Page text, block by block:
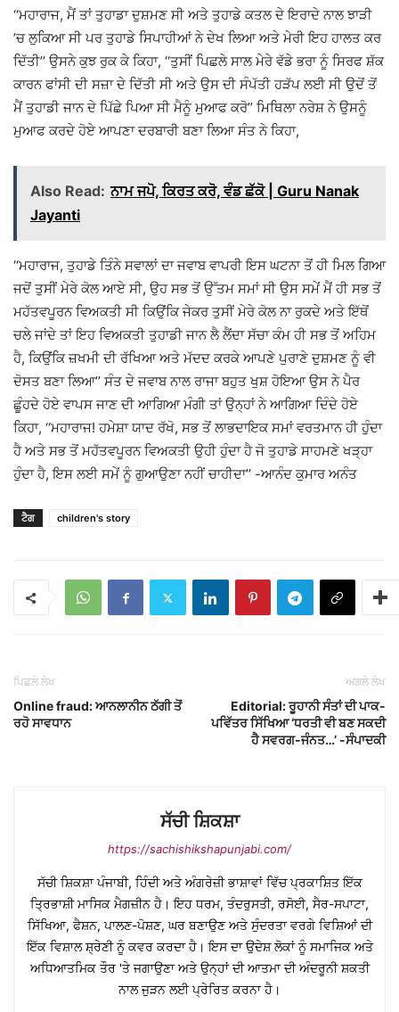
‘‘ਮਹਾਰਾਜ, ਮੈਂ ਤਾਂ ਤੁਹਾਡਾ ਦੁਸ਼ਮਣ ਸੀ ਅਤੇ ਤੁਹਾਡੇ ਕਤਲ ਦੇ ਇਰਾਦੇ ਨਾਲ ਝਾੜੀ
’ਚ ਲੁਕਿਆ ਸੀ ਪਰ ਤੁਹਾਡੇ ਸਿਪਾਹੀਆਂ ਨੇ ਦੇਖ ਲਿਆ ਅਤੇ ਮੇਰੀ ਇਹ ਹਾਲਤ ਕਰ
ਦਿੱਤੀ’’ ਉਸਨੇ ਕੁਝ ਰੁਕ ਕੇ ਕਿਹਾ, ‘‘ਤੁਸੀਂ ਪਿਛਲੇ ਸਾਲ ਮੇਰੇ ਵੱਡੇ ਭਰਾ ਨੂੰ ਸਿਰਫ ਸ਼ੱਕ
ਕਾਰਨ ਫਾਂਸੀ ਦੀ ਸਜ਼ਾ ਦੇ ਦਿੱਤੀ ਸੀ ਅਤੇ ਉਸ ਦੀ ਸੰਪੱਤੀ ਹੜੱਪ ਲਈ ਸੀ ਉਦੋਂ ਤੋਂ
ਮੈਂ ਤੁਹਾਡੀ ਜਾਨ ਦੇ ਪਿੱਛੇ ਪਿਆ ਸੀ ਮੈਨੂੰ ਮੁਆਫ ਕਰੋ’’ ਮਿਥਿਲਾ ਨਰੇਸ਼ ਨੇ ਉਸਨੂੰ
ਮੁਆਫ ਕਰਦੇ ਹੋਏ ਆਪਣਾ ਦਰਬਾਰੀ ਬਣਾ ਲਿਆ ਸੰਤ ਨੇ ਕਿਹਾ,
Also Read: ਨਾਮ ਜਪੋ, ਕਿਰਤ ਕਰੋ, ਵੰਡ ਛੱਕੋ | Guru Nanak
Jayanti
‘‘ਮਹਾਰਾਜ, ਤੁਹਾਡੇ ਤਿੰਨੇ ਸਵਾਲਾਂ ਦਾ ਜਵਾਬ ਵਾਪਰੀ ਇਸ ਘਟਨਾ ਤੋਂ ਹੀ ਮਿਲ ਗਿਆ
ਜਦੋਂ ਤੁਸੀਂ ਮੇਰੇ ਕੋਲ ਆਏ ਸੀ, ਉਹ ਸਭ ਤੋਂ ਉੱਤਮ ਸਮਾਂ ਸੀ ਉਸ ਸਮੇਂ ਮੈਂ ਹੀ ਸਭ ਤੋਂ
ਮਹੱਤਵਪੂਰਨ ਵਿਅਕਤੀ ਸੀ ਕਿਉਂਕਿ ਜੇਕਰ ਤੁਸੀਂ ਮੇਰੇ ਕੋਲ ਨਾ ਰੁਕਦੇ ਅਤੇ ਇੱਥੋਂ
ਚਲੇ ਜਾਂਦੇ ਤਾਂ ਇਹ ਵਿਅਕਤੀ ਤੁਹਾਡੀ ਜਾਨ ਲੈ ਲੈਂਦਾ ਸੱਚਾ ਕੰਮ ਹੀ ਸਭ ਤੋਂ ਅਹਿਮ
ਹੈ, ਕਿਉਂਕਿ ਜ਼ਖਮੀ ਦੀ ਰੱਖਿਆ ਅਤੇ ਮੱਦਦ ਕਰਕੇ ਆਪਣੇ ਪੁਰਾਣੇ ਦੁਸ਼ਮਣ ਨੂੰ ਵੀ
ਦੋਸਤ ਬਣਾ ਲਿਆ’’ ਸੰਤ ਦੇ ਜਵਾਬ ਨਾਲ ਰਾਜਾ ਬਹੁਤ ਖੁਸ਼ ਹੋਇਆ ਉਸ ਨੇ ਪੈਰ
ਛੂੰਹਦੇ ਹੋਏ ਵਾਪਸ ਜਾਣ ਦੀ ਆਗਿਆ ਮੰਗੀ ਤਾਂ ਉਨ੍ਹਾਂ ਨੇ ਆਗਿਆ ਦਿੰਦੇ ਹੋਏ
ਕਿਹਾ, ‘‘ਮਹਾਰਾਜ! ਹਮੇਸ਼ਾ ਯਾਦ ਰੱਖੋ, ਸਭ ਤੋਂ ਲਾਭਦਾਇਕ ਸਮਾਂ ਵਰਤਮਾਨ ਹੀ ਹੁੰਦਾ
ਹੈ ਅਤੇ ਸਭ ਤੋਂ ਮਹੱਤਵਪੂਰਨ ਵਿਅਕਤੀ ਉਹੀ ਹੁੰਦਾ ਹੈ ਜੋ ਤੁਹਾਡੇ ਸਾਹਮਣੇ ਖੜ੍ਹਾ
ਹੁੰਦਾ ਹੈ, ਇਸ ਲਈ ਸਮੇਂ ਨੂੰ ਗੁਆਉਣਾ ਨਹੀਂ ਚਾਹੀਦਾ’’ -ਆਨੰਦ ਕੁਮਾਰ ਅਨੰਤ
ਟੈਗ children's story
ਪਿਛਲੇ ਲੇਖ
Online fraud: ਆਨਲਾਨੀਨ ਠੱਗੀ ਤੋਂ
ਰਹੋ ਸਾਵਧਾਨ
ਅਗਲੇ ਲੇਖ
Editorial: ਰੂਹਾਨੀ ਸੰਤਾਂ ਦੀ ਪਾਕ-
ਪਵਿੱਤਰ ਸਿੱਖਿਆ ‘ਧਰਤੀ ਵੀ ਬਣ ਸਕਦੀ
ਹੈ ਸਵਰਗ-ਜੰਨਤ…’ -ਸੰਪਾਦਕੀ
ਸੱਚੀ ਸ਼ਿਕਸ਼ਾ
https://sachishikshapunjabi.com/
ਸੱਚੀ ਸ਼ਿਕਸ਼ਾ ਪੰਜਾਬੀ, ਹਿੰਦੀ ਅਤੇ ਅੰਗਰੇਜ਼ੀ ਭਾਸ਼ਾਵਾਂ ਵਿੱਚ ਪ੍ਰਕਾਸ਼ਿਤ ਇੱਕ
ਤ੍ਰਿਭਾਸ਼ੀ ਮਾਸਿਕ ਮੈਗਜ਼ੀਨ ਹੈ। ਇਹ ਧਰਮ, ਤੰਦਰੁਸਤੀ, ਰਸੋਈ, ਸੈਰ-ਸਪਾਟਾ,
ਸਿੱਖਿਆ, ਫੈਸ਼ਨ, ਪਾਲਣ-ਪੋਸ਼ਣ, ਘਰ ਬਣਾਉਣ ਅਤੇ ਸੁੰਦਰਤਾ ਵਰਗੇ ਵਿਸ਼ਿਆਂ ਦੀ
ਇੱਕ ਵਿਸ਼ਾਲ ਸ਼੍ਰੇਣੀ ਨੂੰ ਕਵਰ ਕਰਦਾ ਹੈ। ਇਸ ਦਾ ਉਦੇਸ਼ ਲੋਕਾਂ ਨੂੰ ਸਮਾਜਿਕ ਅਤੇ
ਅਧਿਆਤਮਿਕ ਤੌਰ 'ਤੇ ਜਗਾਉਣਾ ਅਤੇ ਉਨ੍ਹਾਂ ਦੀ ਆਤਮਾ ਦੀ ਅੰਦਰੂਨੀ ਸ਼ਕਤੀ
ਨਾਲ ਜੁੜਨ ਲਈ ਪ੍ਰੇਰਿਤ ਕਰਨਾ ਹੈ।